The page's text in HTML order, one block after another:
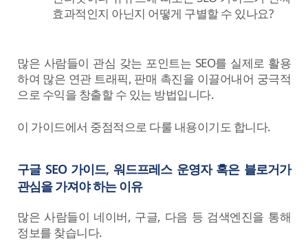
효과적인지 아닌지 어떻게 구별할 수 있나요?
많은 사람들이 관심 갖는 포인트는 SEO를 실제로 활용
하여 많은 연관 트래픽, 판매 촉진을 이끌어내어 궁극적
으로 수익을 창출할 수 있는 방법입니다.
이 가이드에서 중점적으로 다룰 내용이기도 합니다.
구글 SEO 가이드, 워드프레스 운영자 혹은 블로거가
관심을 가져야 하는 이유
많은 사람들이 네이버, 구글, 다음 등 검색엔진을 통해
정보를 찾습니다.